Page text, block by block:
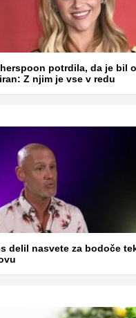
potrdila, da je bil
Z njim je vse v redu
delil nasvete za bodoče